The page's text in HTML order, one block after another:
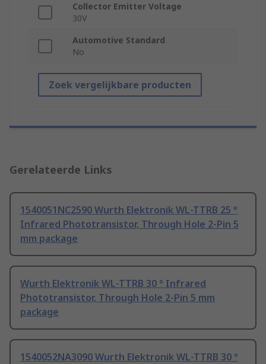
Collector Emitter Voltage
30V
Automotive Standard
No
Zoek vergelijkbare producten
Gerelateerde Links
1540051NC2590 Wurth Elektronik WL-TTRB 25 °
Infrared Phototransistor, Through Hole 2-Pin 5
mm package
Wurth Elektronik WL-TTRB 30 ° Infrared
Phototransistor, Through Hole 2-Pin 5 mm
package
1540052NA3090 Wurth Elektronik WL-TTRB 30 °